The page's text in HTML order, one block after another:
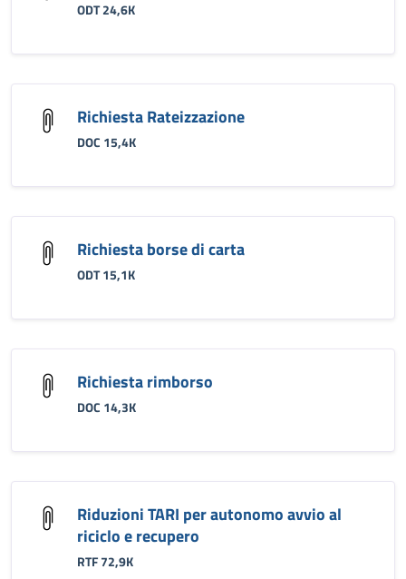
ODT 24,6K
Richiesta Rateizzazione
DOC 15,4K
Richiesta borse di carta
ODT 15,1K
Richiesta rimborso
DOC 14,3K
Riduzioni TARI per autonomo avvio al
riciclo e recupero
RTF 72,9K